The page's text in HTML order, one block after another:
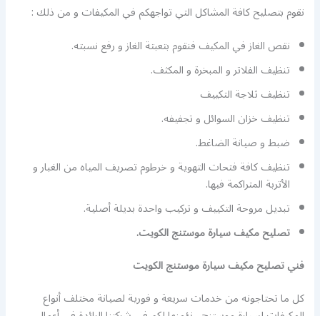
نقوم بتصليح كافة المشاكل التي تواجهكم في المكيفات و من ذلك :
نقص الغاز في المكيف فنقوم بتعبتة الغاز و رفع نسبته.
تنظيف الفلاتر و المبخرة و المكثف.
تنظيف ثلاجة التكييف
تنظيف خزان السوائل و تجفيفه.
ضبط و صيانة الضاغط.
تنظيف كافة فتحات التهوية و خرطوم تصريف المياه من الغبار و
الأتربة المتراكمة فيها.
تبديل مروحة التكييف و تركيب واحدة بديلة أصلية.
تصليح مكيف سيارة موستنج الكويت.
فني تصليح مكيف سيارة موستنج الكويت
كل ما تحتاجونه من خدمات سريعة و فورية لصيانة مختلف أنواع